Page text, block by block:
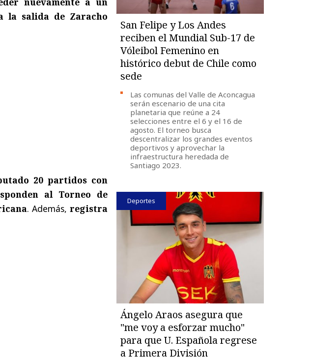
la salida de Zaracho
20 partidos con
al Torneo de
. Además,registra
San Felipe y Los Andes
reciben el Mundial Sub-17 de
Vóleibol Femenino en
histórico debut de Chile como
sede
Las comunas del Valle de Aconcagua
serán escenario de una cita
planetaria que reúne a 24
selecciones entre el 6 y el 16 de
agosto. El torneo busca
descentralizar los grandes eventos
deportivos y aprovechar la
infraestructura heredada de
Santiago 2023.
Deportes
Ángelo Araos asegura que
"me voy a esforzar mucho"
para que U. Española regrese
a Primera División